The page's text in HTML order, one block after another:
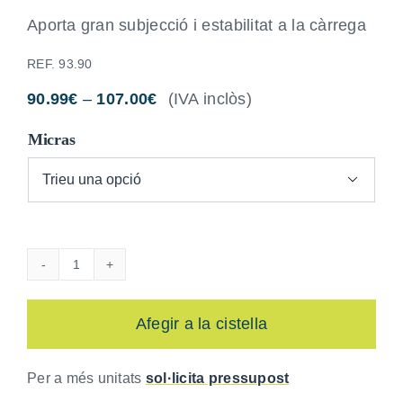
Aporta gran subjecció i estabilitat a la càrrega
REF.93.90
90.99€ – 107.00€Interval
90.99€
(IVA inclòs)
Micras

quantitat
de
macroperforat
Afegir a la cistella
Per a més unitats sol·licita pressupost